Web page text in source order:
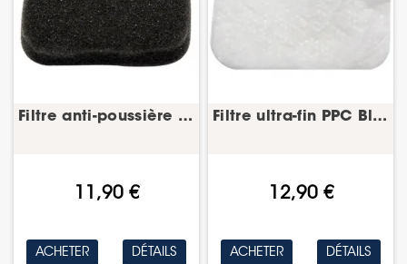
Filtre anti-poussière PPC Blue-Devibiss
11,90 €
ACHETER DÉTAILS
Filtre ultra-fin PPC Blue – antibactérien
12,90 €
ACHETER DÉTAILS